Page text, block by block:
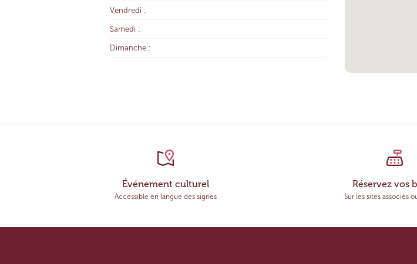
Vendredi :
Samedi :
Dimanche :
Événement culturel
Accessible en langue des signes
Réservez vos
Sur les sites associés